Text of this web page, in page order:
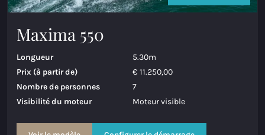
Maxima 550
Longueur
5.30m
Prix (à partir de)
€ 11.250,00
Nombre de personnes
7
Visibilité du moteur
Moteur visible